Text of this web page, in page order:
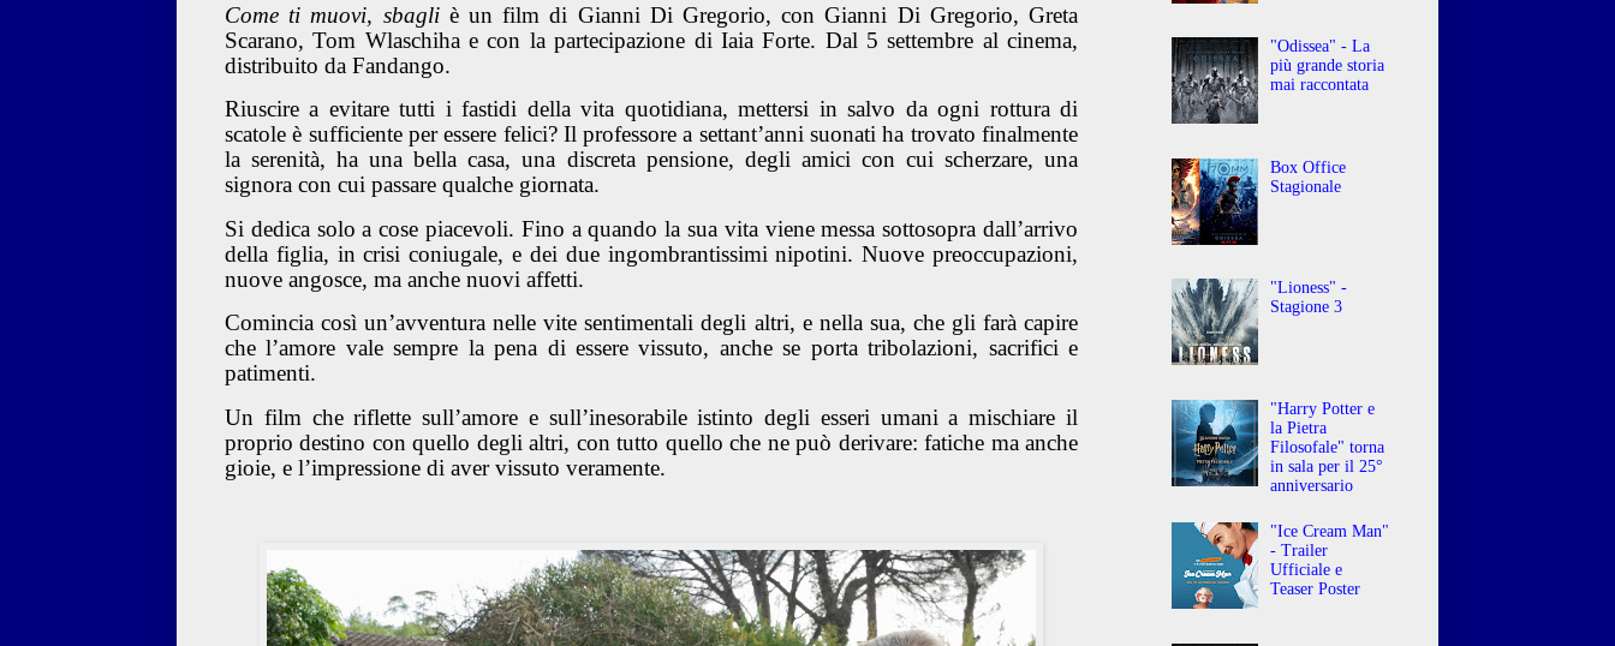
Come ti muovi, sbagli è un film di Gianni Di Gregorio, con Gianni Di Gregorio, Greta
Scarano, Tom Wlaschiha e con la partecipazione di Iaia Forte. Dal 5 settembre al cinema,
distribuito da Fandango.
Riuscire a evitare tutti i fastidi della vita quotidiana, mettersi in salvo da ogni rottura di
scatole è sufficiente per essere felici? Il professore a settant’anni suonati ha trovato finalmente
la serenità, ha una bella casa, una discreta pensione, degli amici con cui scherzare, una
signora con cui passare qualche giornata.
Si dedica solo a cose piacevoli. Fino a quando la sua vita viene messa sottosopra dall’arrivo
della figlia, in crisi coniugale, e dei due ingombrantissimi nipotini. Nuove preoccupazioni,
nuove angosce, ma anche nuovi affetti.
Comincia così un’avventura nelle vite sentimentali degli altri, e nella sua, che gli farà capire
che l’amore vale sempre la pena di essere vissuto, anche se porta tribolazioni, sacrifici e
patimenti.
Un film che riflette sull’amore e sull’inesorabile istinto degli esseri umani a mischiare il
proprio destino con quello degli altri, con tutto quello che ne può derivare: fatiche ma anche
gioie, e l’impressione di aver vissuto veramente.
"Odissea" - La
più grande storia
mai raccontata
Box Office
Stagionale
"Lioness" -
Stagione 3
"Harry Potter e
la Pietra
Filosofale" torna
in sala per il 25°
anniversario
"Ice Cream Man"
- Trailer
Ufficiale e
Teaser Poster